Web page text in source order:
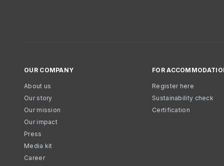
OUR COMPANY
About us
Our story
Our mission
Our impact
Press
Media kit
Career
FOR
Register here
Sustainability check
Certification